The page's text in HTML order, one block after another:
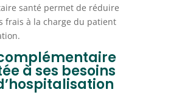
santé permet de réduire
frais à la charge du patient
à ses besoins